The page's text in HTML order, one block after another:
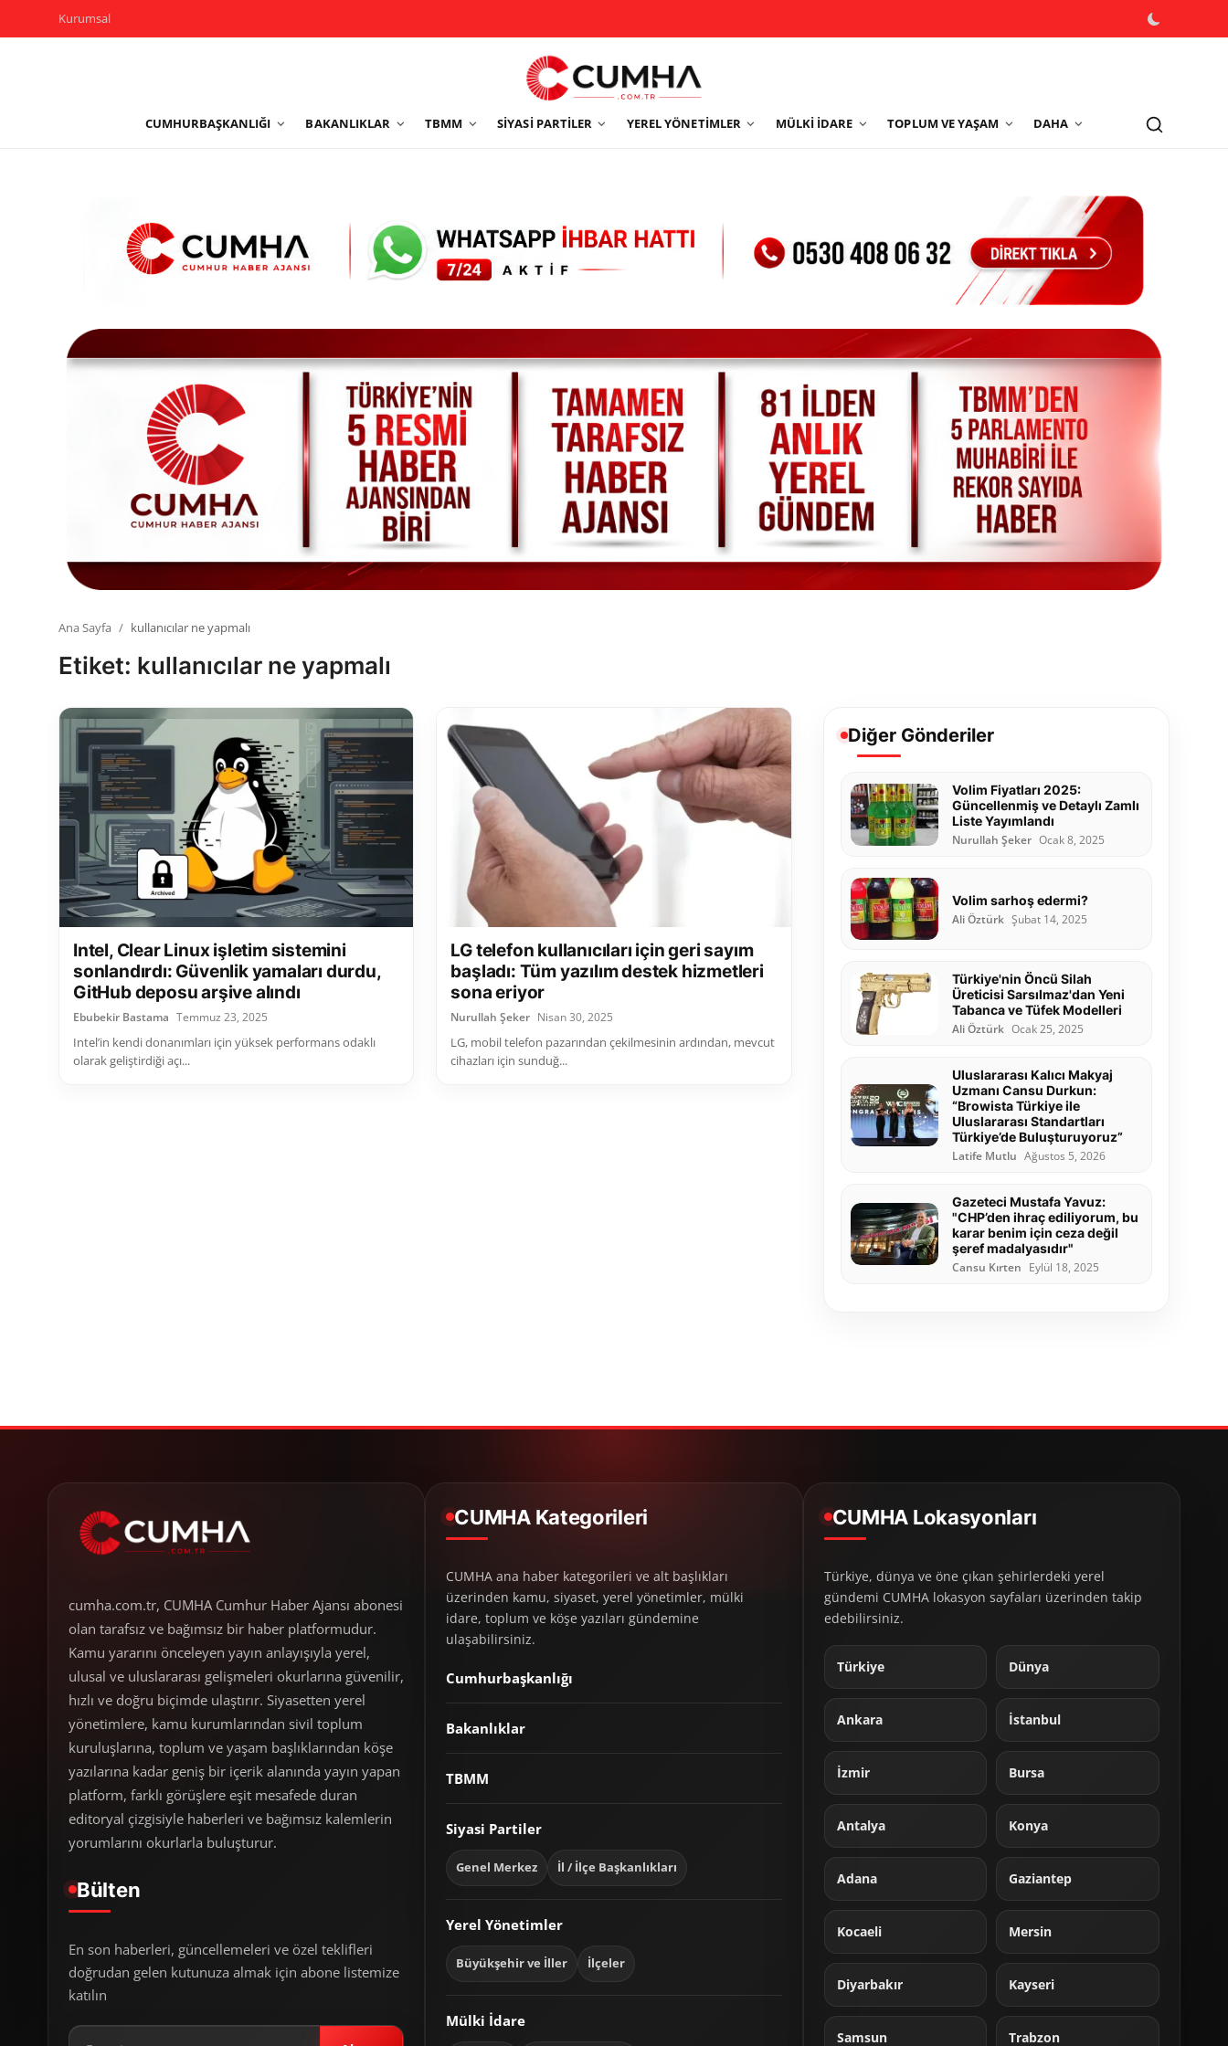
Kurumsal
CUMHURBAŞKANLIĞI BAKANLIKLAR TBMM SIYASI PARTILER YEREL YÖNETIMLER MÜLKI İDARE TOPLUM VE YAŞAM DAHA
Yerel Yönetimler
Sivil Toplum Kuruluşları
Kamu Kurumları ve Üst Kurullar
Resmi Reklamlar
Ana Sayfa kullanıcılar ne yapmalı
Etiket: kullanıcılar ne yapmalı
Intel, Clear Linux işletim sistemini
sonlandırdı: Güvenlik yamaları durdu,
GitHub deposu arşive alındı
Ebubekir Bastama Temmuz 23, 2025
Intel’in kendi donanımları için yüksek performans odaklı
olarak geliştirdiği açı...
LG telefon kullanıcıları için geri sayım
başladı: Tüm yazılım destek hizmetleri
sona eriyor
Nurullah Şeker Nisan 30, 2025
LG, mobil telefon pazarından çekilmesinin ardından, mevcut
cihazları için sunduğ...
Diğer Gönderiler
Volim Fiyatları 2025:
Güncellenmiş ve Detaylı Zamlı
Liste Yayımlandı
Nurullah Şeker Ocak 8, 2025
Volim sarhoş edermi?
Ali Öztürk Şubat 14, 2025
Türkiye'nin Öncü Silah
Üreticisi Sarsılmaz'dan Yeni
Tabanca ve Tüfek Modelleri
Ali Öztürk Ocak 25, 2025
Uluslararası Kalıcı Makyaj
Uzmanı Cansu Durkun:
“Browista Türkiye ile
Uluslararası Standartları
Türkiye’de Buluşturuyoruz”
Latife Mutlu Ağustos 5, 2026
Gazeteci Mustafa Yavuz:
"CHP’den ihraç ediliyorum, bu
karar benim için ceza değil
şeref madalyasıdır"
Cansu Kırten Eylül 18, 2025
cumha.com.tr, CUMHA Cumhur Haber Ajansı abonesi
olan tarafsız ve bağımsız bir haber platformudur.
Kamu yararını önceleyen yayın anlayışıyla yerel,
ulusal ve uluslararası gelişmeleri okurlarına güvenilir,
hızlı ve doğru biçimde ulaştırır. Siyasetten yerel
yönetimlere, kamu kurumlarından sivil toplum
kuruluşlarına, toplum ve yaşam başlıklarından köşe
yazılarına kadar geniş bir içerik alanında yayın yapan
platform, farklı görüşlere eşit mesafede duran
editoryal çizgisiyle haberleri ve bağımsız kalemlerin
yorumlarını okurlarla buluşturur.
Bülten
En son haberleri, güncellemeleri ve özel teklifleri
doğrudan gelen kutunuza almak için abone listemize
katılın
CUMHA Kategorileri
CUMHA ana haber kategorileri ve alt başlıkları
üzerinden kamu, siyaset, yerel yönetimler, mülki
idare, toplum ve köşe yazıları gündemine
ulaşabilirsiniz.
Cumhurbaşkanlığı
Bakanlıklar
TBMM
Siyasi Partiler
Genel Merkez İl / İlçe Başkanlıkları
Yerel Yönetimler
Büyükşehir ve İller İlçeler
Mülki İdare
CUMHA Lokasyonları
Türkiye, dünya ve öne çıkan şehirlerdeki yerel
gündemi CUMHA lokasyon sayfaları üzerinden takip
edebilirsiniz.
Türkiye Dünya
Ankara İstanbul
İzmir Bursa
Antalya Konya
Adana Gaziantep
Kocaeli Mersin
Diyarbakır Kayseri
Samsun Trabzon